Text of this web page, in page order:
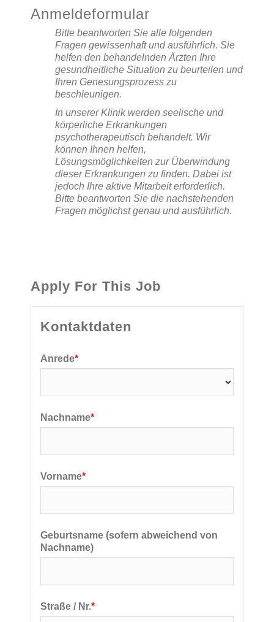
Anmeldeformular
Bitte beantworten Sie alle folgenden
Fragen gewissenhaft und ausführlich. Sie
helfen den behandelnden Ärzten Ihre
gesundheitliche Situation zu beurteilen und
Ihren Genesungsprozess zu
beschleunigen.
In unserer Klinik werden seelische und
körperliche Erkrankungen
psychotherapeutisch behandelt. Wir
können Ihnen helfen,
Lösungsmöglichkeiten zur Überwindung
dieser Erkrankungen zu finden. Dabei ist
jedoch Ihre aktive Mitarbeit erforderlich.
Bitte beantworten Sie die nachstehenden
Fragen möglichst genau und ausführlich.
Apply For This Job
Kontaktdaten
Anrede*
Nachname*
Vorname*
Geburtsname (sofern abweichend von
Nachname)
Straße / Nr.*